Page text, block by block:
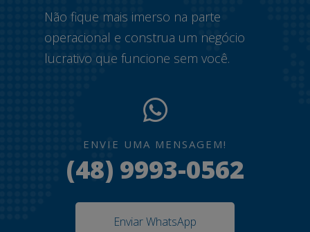
Não fique mais imerso na parte
operacional e construa um negócio
lucrativo que funcione sem você.
ENVIE UMA MENSAGEM!
(48) 9993-0562
Enviar WhatsApp